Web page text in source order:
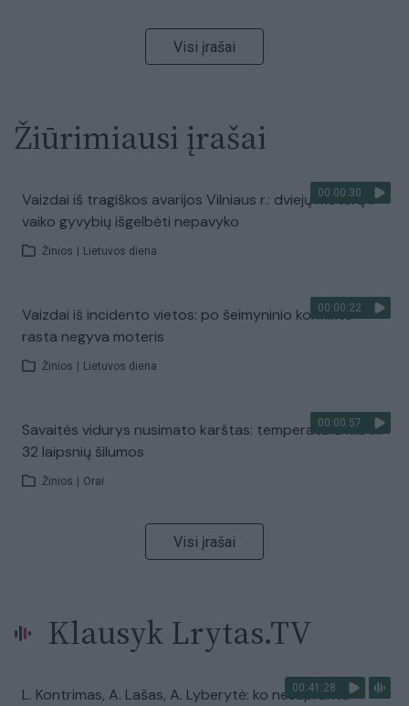
Visi įrašai
Žiūrimiausi įrašai
00:00:30
Vaizdai iš tragiškos avarijos Vilniaus r.: dviejų moterų ir
vaiko gyvybių išgelbėti nepavyko
Žinios Lietuvos diena
00:00:22
Vaizdai iš incidento vietos: po šeimyninio konflikto
rasta negyva moteris
Žinios Lietuvos diena
00:00:57
Savaitės vidurys nusimato karštas: temperatūra kils iki
32 laipsnių šilumos
Žinios Orai
Visi įrašai
Klausyk Lrytas.TV
00:41:28
L. Kontrimas, A. Lašas, A. Lyberytė: ko nesupranta